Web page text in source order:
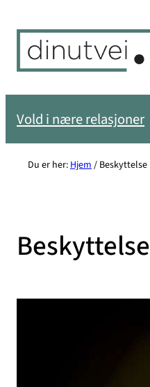
innhold
Vold i nære relasjoner
Du er her:Hjem/ Beskyttelse
Beskyttelse